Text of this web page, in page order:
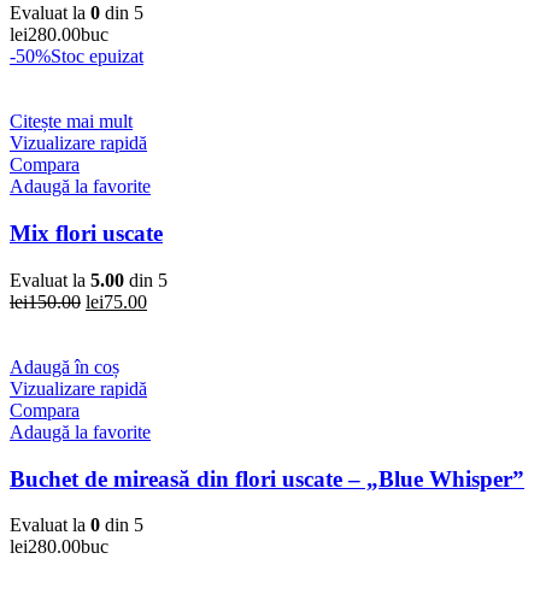
Evaluat la 0 din 5
lei280.00buc
-50%Stoc epuizat
Citește mai mult
Vizualizare rapidă
Compara
Adaugă la favorite
Mix flori uscate
Evaluat la 5.00 din 5
lei150.00 Prețul
fost:
lei150.00.
lei75.00Prețul
Adaugă în coș
Vizualizare rapidă
Compara
Adaugă la favorite
Buchet de mireasă din flori uscate – „Blue Whisper”
Evaluat la 0 din 5
lei280.00buc